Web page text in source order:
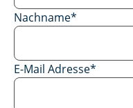
Nachname*
E-Mail Adresse*